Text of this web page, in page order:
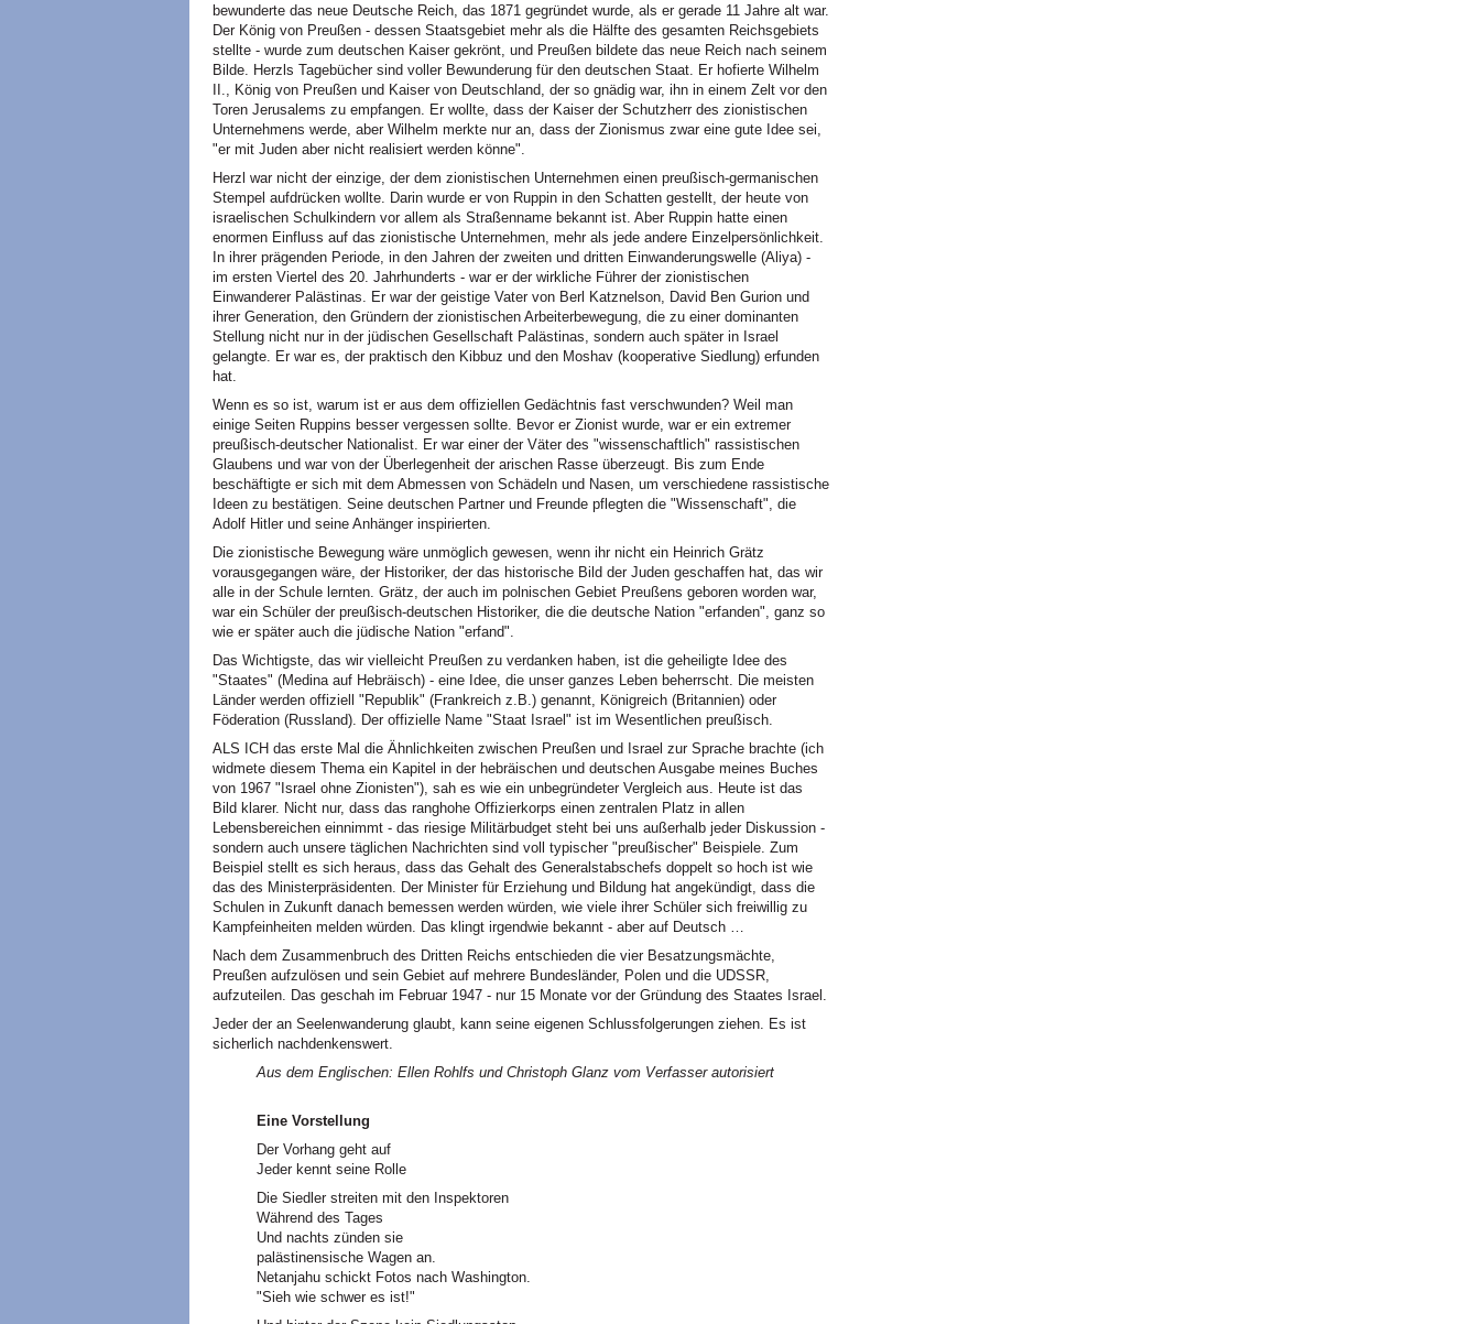
bewunderte das neue Deutsche Reich, das 1871 gegründet wurde, als er gerade 11 Jahre alt war.
Der König von Preußen - dessen Staatsgebiet mehr als die Hälfte des gesamten Reichsgebiets
stellte - wurde zum deutschen Kaiser gekrönt, und Preußen bildete das neue Reich nach seinem
Bilde. Herzls Tagebücher sind voller Bewunderung für den deutschen Staat. Er hofierte Wilhelm
II., König von Preußen und Kaiser von Deutschland, der so gnädig war, ihn in einem Zelt vor den
Toren Jerusalems zu empfangen. Er wollte, dass der Kaiser der Schutzherr des zionistischen
Unternehmens werde, aber Wilhelm merkte nur an, dass der Zionismus zwar eine gute Idee sei,
"er mit Juden aber nicht realisiert werden könne".
Herzl war nicht der einzige, der dem zionistischen Unternehmen einen preußisch-germanischen
Stempel aufdrücken wollte. Darin wurde er von Ruppin in den Schatten gestellt, der heute von
israelischen Schulkindern vor allem als Straßenname bekannt ist. Aber Ruppin hatte einen
enormen Einfluss auf das zionistische Unternehmen, mehr als jede andere Einzelpersönlichkeit.
In ihrer prägenden Periode, in den Jahren der zweiten und dritten Einwanderungswelle (Aliya) -
im ersten Viertel des 20. Jahrhunderts - war er der wirkliche Führer der zionistischen
Einwanderer Palästinas. Er war der geistige Vater von Berl Katznelson, David Ben Gurion und
ihrer Generation, den Gründern der zionistischen Arbeiterbewegung, die zu einer dominanten
Stellung nicht nur in der jüdischen Gesellschaft Palästinas, sondern auch später in Israel
gelangte. Er war es, der praktisch den Kibbuz und den Moshav (kooperative Siedlung) erfunden
hat.
Wenn es so ist, warum ist er aus dem offiziellen Gedächtnis fast verschwunden? Weil man
einige Seiten Ruppins besser vergessen sollte. Bevor er Zionist wurde, war er ein extremer
preußisch-deutscher Nationalist. Er war einer der Väter des "wissenschaftlich" rassistischen
Glaubens und war von der Überlegenheit der arischen Rasse überzeugt. Bis zum Ende
beschäftigte er sich mit dem Abmessen von Schädeln und Nasen, um verschiedene rassistische
Ideen zu bestätigen. Seine deutschen Partner und Freunde pflegten die "Wissenschaft", die
Adolf Hitler und seine Anhänger inspirierten.
Die zionistische Bewegung wäre unmöglich gewesen, wenn ihr nicht ein Heinrich Grätz
vorausgegangen wäre, der Historiker, der das historische Bild der Juden geschaffen hat, das wir
alle in der Schule lernten. Grätz, der auch im polnischen Gebiet Preußens geboren worden war,
war ein Schüler der preußisch-deutschen Historiker, die die deutsche Nation "erfanden", ganz so
wie er später auch die jüdische Nation "erfand".
Das Wichtigste, das wir vielleicht Preußen zu verdanken haben, ist die geheiligte Idee des
"Staates" (Medina auf Hebräisch) - eine Idee, die unser ganzes Leben beherrscht. Die meisten
Länder werden offiziell "Republik" (Frankreich z.B.) genannt, Königreich (Britannien) oder
Föderation (Russland). Der offizielle Name "Staat Israel" ist im Wesentlichen preußisch.
ALS ICH das erste Mal die Ähnlichkeiten zwischen Preußen und Israel zur Sprache brachte (ich
widmete diesem Thema ein Kapitel in der hebräischen und deutschen Ausgabe meines Buches
von 1967 "Israel ohne Zionisten"), sah es wie ein unbegründeter Vergleich aus. Heute ist das
Bild klarer. Nicht nur, dass das ranghohe Offizierkorps einen zentralen Platz in allen
Lebensbereichen einnimmt - das riesige Militärbudget steht bei uns außerhalb jeder Diskussion -
sondern auch unsere täglichen Nachrichten sind voll typischer "preußischer" Beispiele. Zum
Beispiel stellt es sich heraus, dass das Gehalt des Generalstabschefs doppelt so hoch ist wie
das des Ministerpräsidenten. Der Minister für Erziehung und Bildung hat angekündigt, dass die
Schulen in Zukunft danach bemessen werden würden, wie viele ihrer Schüler sich freiwillig zu
Kampfeinheiten melden würden. Das klingt irgendwie bekannt - aber auf Deutsch …
Nach dem Zusammenbruch des Dritten Reichs entschieden die vier Besatzungsmächte,
Preußen aufzulösen und sein Gebiet auf mehrere Bundesländer, Polen und die UDSSR,
aufzuteilen. Das geschah im Februar 1947 - nur 15 Monate vor der Gründung des Staates Israel.
Jeder der an Seelenwanderung glaubt, kann seine eigenen Schlussfolgerungen ziehen. Es ist
sicherlich nachdenkenswert.
Aus dem Englischen: Ellen Rohlfs und Christoph Glanz vom Verfasser autorisiert
Eine Vorstellung
Der Vorhang geht auf
Jeder kennt seine Rolle
Die Siedler streiten mit den Inspektoren
Während des Tages
Und nachts zünden sie
palästinensische Wagen an.
Netanjahu schickt Fotos nach Washington.
"Sieh wie schwer es ist!"